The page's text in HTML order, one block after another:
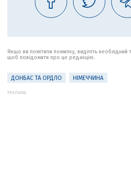
Якщо ви помітили помилку, виділіть необхідний
щоб повідомити про це редакцію.
ДОНБАС ТА ОРДЛО НІМЕЧЧИНА
РЕКЛАМА: